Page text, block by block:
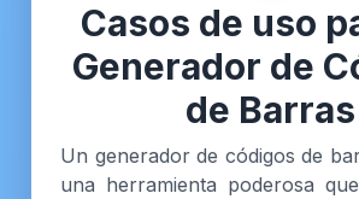
Casos de uso
Generador de
de Barras
Un generador de códigos de
una herramienta poderosa